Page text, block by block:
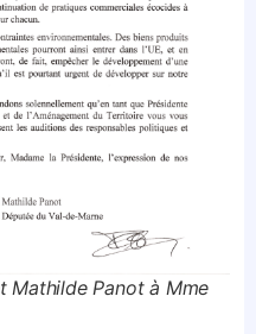
Mathilde Panot à Mme